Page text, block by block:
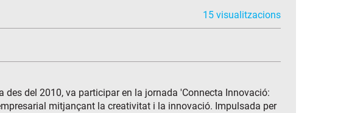
15 visualitzacions
del 2010, va participar en la jornada 'Connecta Innovació:
mitjançant la creativitat i la innovació. Impulsada per